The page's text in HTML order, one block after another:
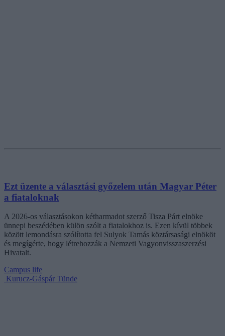
Ezt üzente a választási győzelem után Magyar Péter
a fiataloknak
A 2026-os választásokon kétharmadot szerző Tisza Párt elnöke
ünnepi beszédében külön szólt a fiatalokhoz is. Ezen kívül többek
között lemondásra szólította fel Sulyok Tamás köztársasági elnököt
és megígérte, hogy létrehozzák a Nemzeti Vagyonvisszaszerzési
Hivatalt.
Campus life
Kurucz-Gáspár Tünde